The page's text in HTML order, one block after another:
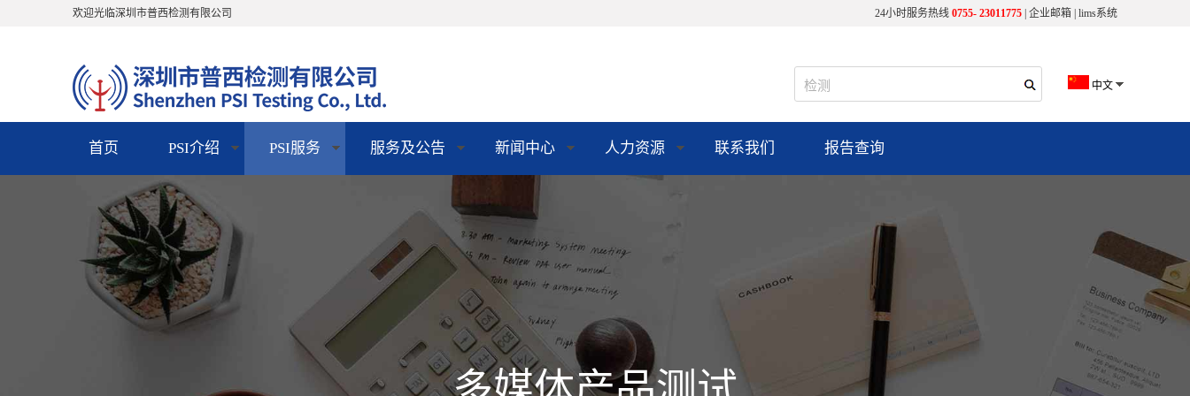
欢迎光临深圳市普西检测有限公司 24小时服务热线 0755- 23011775 企业邮箱 lims系统
中文
首页 PSI介绍 PSI服务 服务及公告 新闻中心 人力资源 联系我们 报告查询